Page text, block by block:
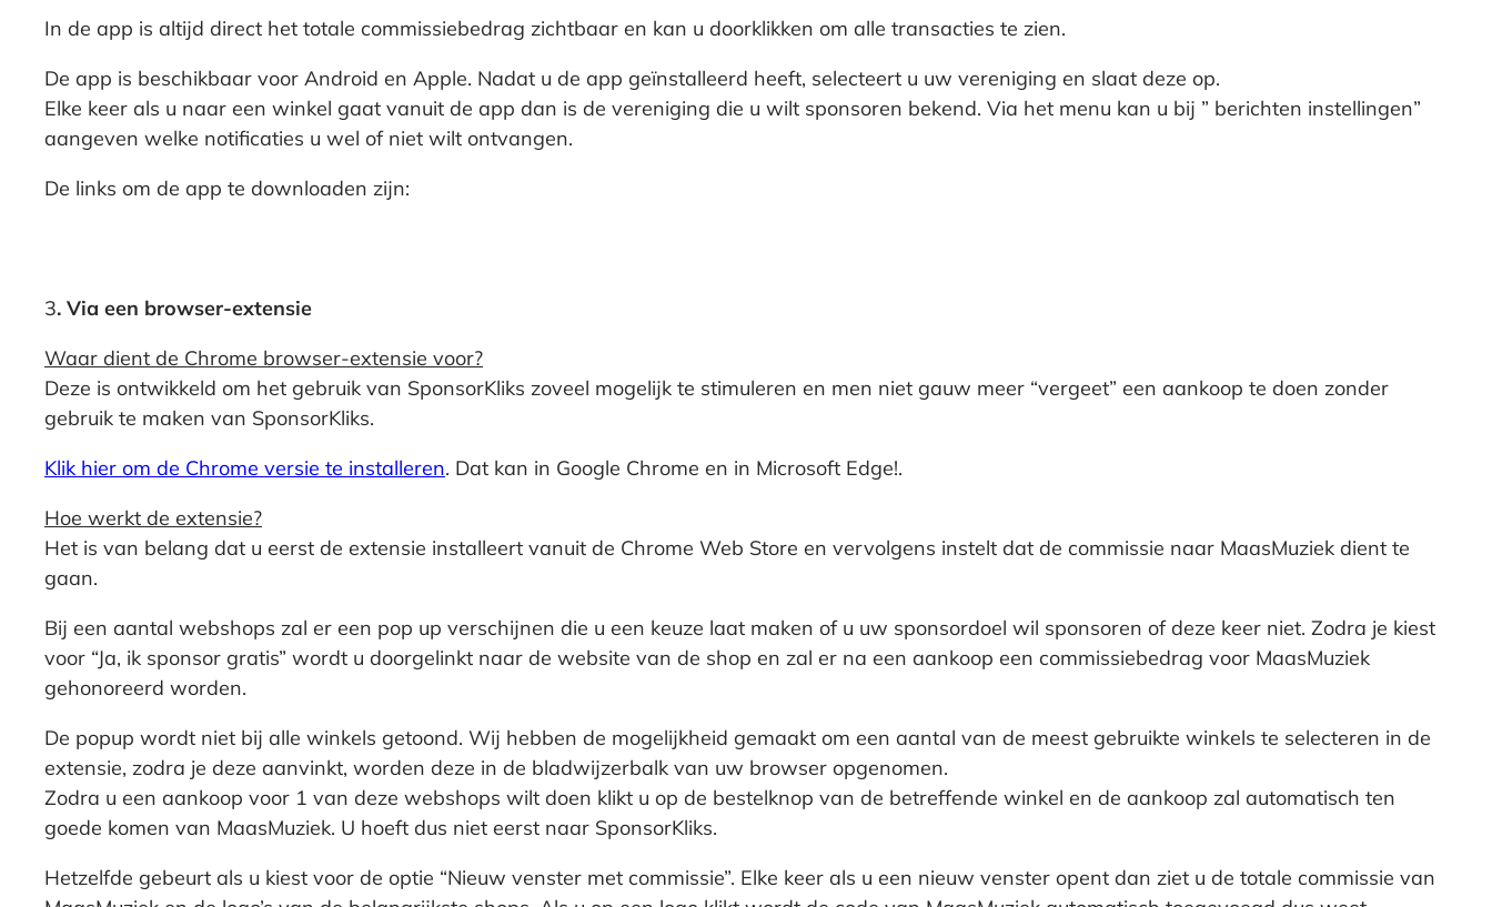
In de app is altijd direct het totale commissiebedrag zichtbaar en kan u doorklikken om alle transacties te zien.
De app is beschikbaar voor Android en Apple. Nadat u de app geïnstalleerd heeft, selecteert u uw vereniging en slaat deze op.
Elke keer als u naar een winkel gaat vanuit de app dan is de vereniging die u wilt sponsoren bekend. Via het menu kan u bij ” berichten instellingen”
aangeven welke notificaties u wel of niet wilt ontvangen.
De links om de app te downloaden zijn:
3. Via een browser-extensie
Waar dient de Chrome browser-extensie voor?
Deze is ontwikkeld om het gebruik van SponsorKliks zoveel mogelijk te stimuleren en men niet gauw meer “vergeet” een aankoop te doen zonder
gebruik te maken van SponsorKliks.
Klik hier om de Chrome versie te installeren. Dat kan in Google Chrome en in Microsoft Edge!.
Hoe werkt de extensie?
Het is van belang dat u eerst de extensie installeert vanuit de Chrome Web Store en vervolgens instelt dat de commissie naar MaasMuziek dient te
gaan.
Bij een aantal webshops zal er een pop up verschijnen die u een keuze laat maken of u uw sponsordoel wil sponsoren of deze keer niet. Zodra je kiest
voor “Ja, ik sponsor gratis” wordt u doorgelinkt naar de website van de shop en zal er na een aankoop een commissiebedrag voor MaasMuziek
gehonoreerd worden.
De popup wordt niet bij alle winkels getoond. Wij hebben de mogelijkheid gemaakt om een aantal van de meest gebruikte winkels te selecteren in de
extensie, zodra je deze aanvinkt, worden deze in de bladwijzerbalk van uw browser opgenomen.
Zodra u een aankoop voor 1 van deze webshops wilt doen klikt u op de bestelknop van de betreffende winkel en de aankoop zal automatisch ten
goede komen van MaasMuziek. U hoeft dus niet eerst naar SponsorKliks.
Hetzelfde gebeurt als u kiest voor de optie “Nieuw venster met commissie”. Elke keer als u een nieuw venster opent dan ziet u de totale commissie van